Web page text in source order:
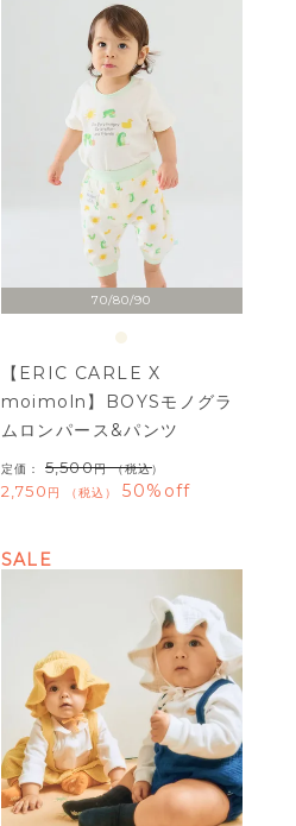
70/80/90
【ERIC CARLE X
moimoln】BOYSモノグラ
ムロンパース&パンツ
定価： 5,500 （税込）
2,750 税込 50%off
SALE